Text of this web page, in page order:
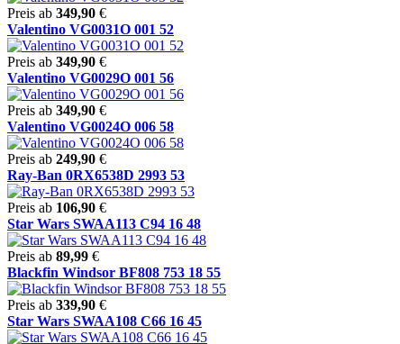
Preis ab 349,90 €
Valentino VG0031O 001 52
Preis ab 349,90 €
Valentino VG0029O 001 56
Preis ab 349,90 €
Valentino VG0024O 006 58
Preis ab 249,90 €
Ray-Ban 0RX6538D 2993 53
Preis ab 106,90 €
Star Wars SWAA113 C94 16 48
Preis ab 89,99 €
Blackfin Windsor BF808 753 18 55
Preis ab 339,90 €
Star Wars SWAA108 C66 16 45